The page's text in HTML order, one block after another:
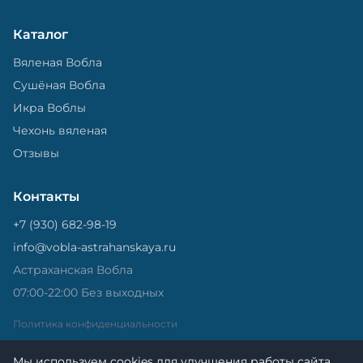
Каталог
Вяленая Вобла
Сушёная Вобла
Икра Воблы
Чехонь вяленая
Отзывы
Контакты
+7 (930) 682-98-19
info@vobla-astrahanskaya.ru
Астраханская Вобла
07:00-22:00 Без выходных
Политика конфиденциальности